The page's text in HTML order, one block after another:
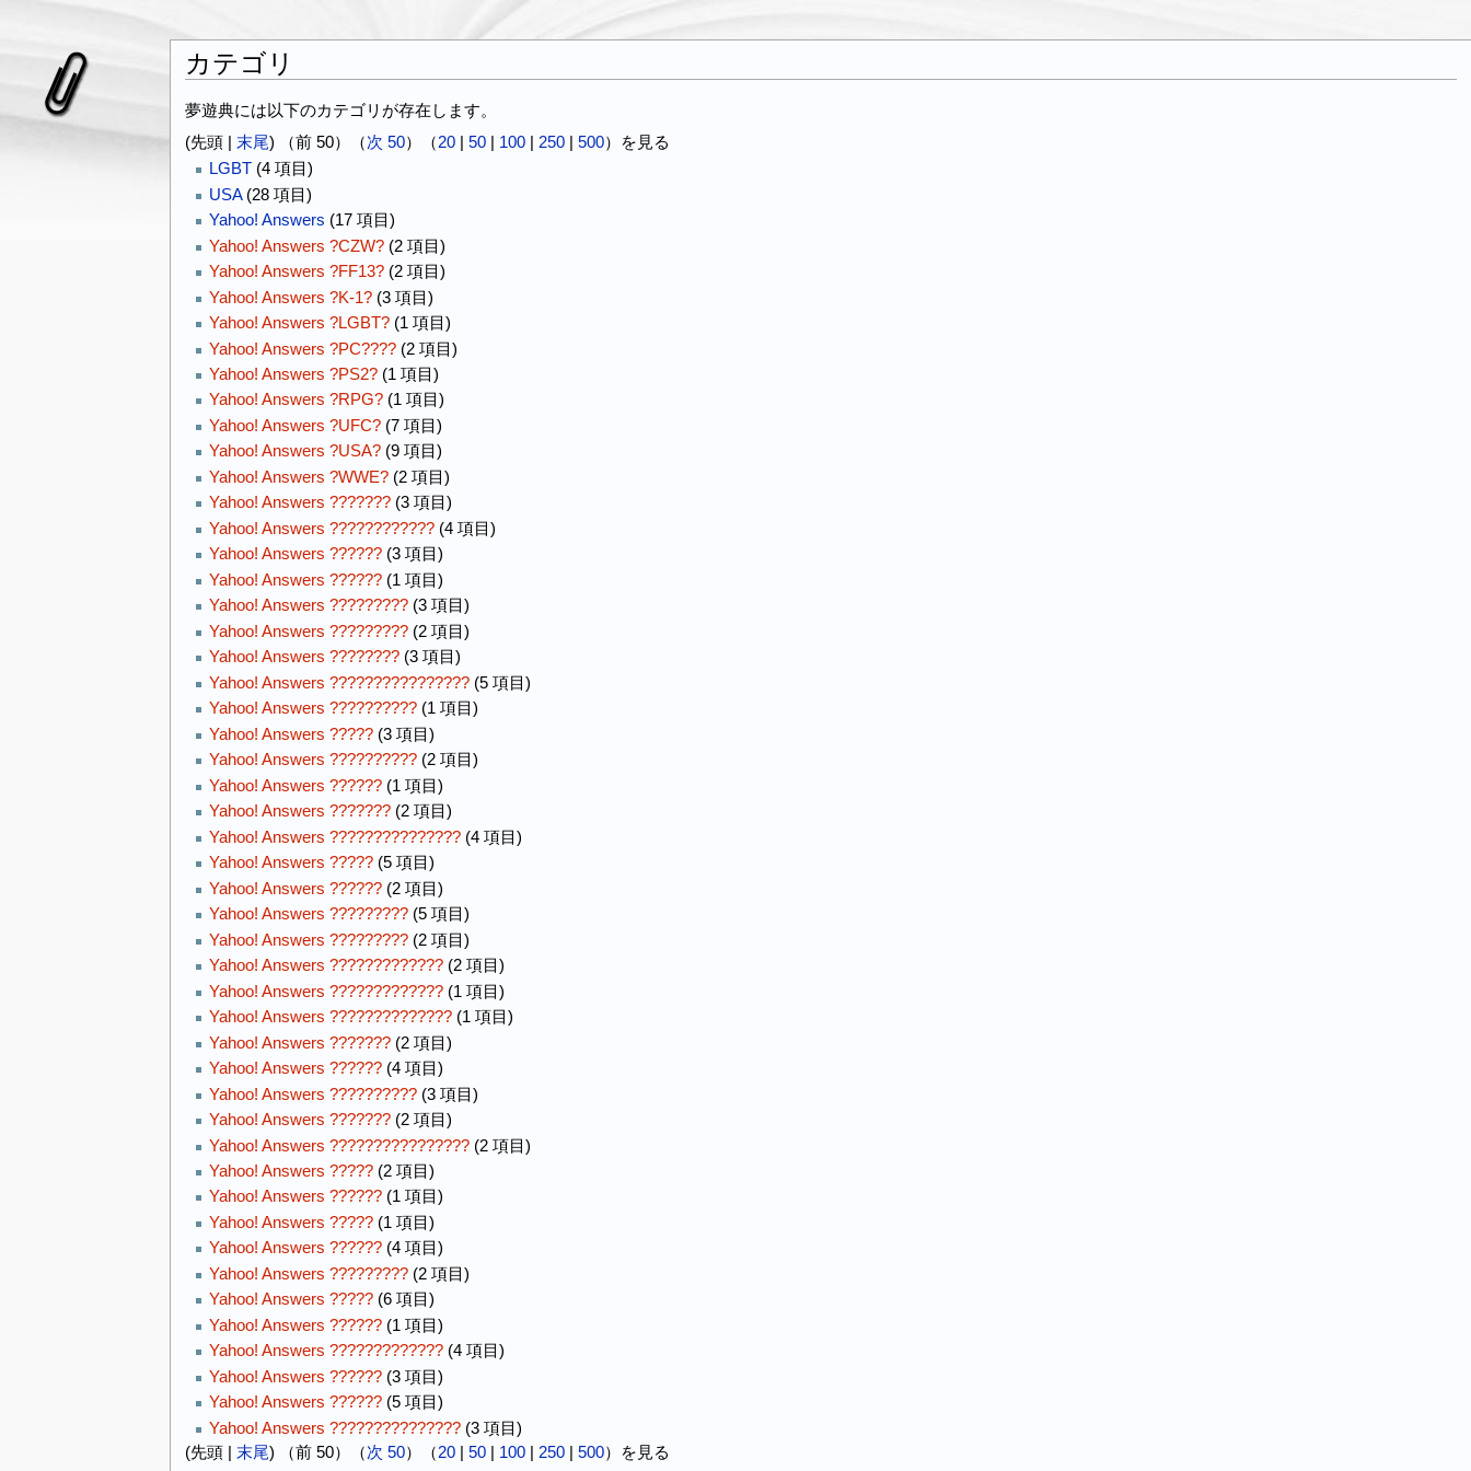
カテゴリ
夢遊典には以下のカテゴリが存在します。
(先頭 | 末尾) （前 50）（次 50）（20| 50| 100| 250| 500）を見る
LGBT (4 項目)
USA(28 項目)
Yahoo! Answers (17 項目)
Yahoo! Answers ?CZW? (2 項目)
Yahoo! Answers ?FF13? (2 項目)
Yahoo! Answers ?K-1? (3 項目)
Yahoo! Answers ?LGBT? (1 項目)
Yahoo! Answers ?PC???? (2 項目)
Yahoo! Answers ?PS2? (1 項目)
Yahoo! Answers ?RPG? (1 項目)
Yahoo! Answers ?UFC? (7 項目)
Yahoo! Answers ?USA? (9 項目)
Yahoo! Answers ?WWE? (2 項目)
Yahoo! Answers ??????? (3 項目)
Yahoo! Answers ???????????? (4 項目)
Yahoo! Answers ?????? (3 項目)
Yahoo! Answers ?????? (1 項目)
Yahoo! Answers ????????? (3 項目)
Yahoo! Answers ????????? (2 項目)
Yahoo! Answers ???????? (3 項目)
Yahoo! Answers ???????????????? (5 項目)
Yahoo! Answers ?????????? (1 項目)
Yahoo! Answers ????? (3 項目)
Yahoo! Answers ?????????? (2 項目)
Yahoo! Answers ?????? (1 項目)
Yahoo! Answers ??????? (2 項目)
Yahoo! Answers ??????????????? (4 項目)
Yahoo! Answers ????? (5 項目)
Yahoo! Answers ?????? (2 項目)
Yahoo! Answers ????????? (5 項目)
Yahoo! Answers ????????? (2 項目)
Yahoo! Answers ????????????? (2 項目)
Yahoo! Answers ????????????? (1 項目)
Yahoo! Answers ?????????????? (1 項目)
Yahoo! Answers ??????? (2 項目)
Yahoo! Answers ?????? (4 項目)
Yahoo! Answers ?????????? (3 項目)
Yahoo! Answers ??????? (2 項目)
Yahoo! Answers ???????????????? (2 項目)
Yahoo! Answers ????? (2 項目)
Yahoo! Answers ?????? (1 項目)
Yahoo! Answers ????? (1 項目)
Yahoo! Answers ?????? (4 項目)
Yahoo! Answers ????????? (2 項目)
Yahoo! Answers ????? (6 項目)
Yahoo! Answers ?????? (1 項目)
Yahoo! Answers ????????????? (4 項目)
Yahoo! Answers ?????? (3 項目)
Yahoo! Answers ?????? (5 項目)
Yahoo! Answers ??????????????? (3 項目)
(先頭 | 末尾) （前 50）（次 50）（20| 50| 100| 250| 500）を見る